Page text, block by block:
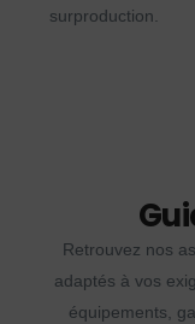
surproduction.
Retrouvez nos
adaptés à vos
équipements,